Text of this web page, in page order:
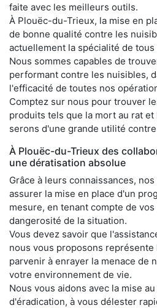
faite avec les meilleurs outils.
À Plouëc-du-Trieux, la mise en
de bonne qualité contre les
actuellement la spécialité de
Nous sommes capables de
performant contre les nuisibles,
l'efficacité de toutes nos
Comptez sur nous pour trouver
produits tels que la mort au rat
serons d'une grande utilité
À Plouëc-du-Trieux des
une dératisation absolue
Grâce à leurs connaissances,
assurer la mise en place d'un
mesure, en tenant compte de
dangerosité de la situation.
Vous devez savoir que
nous vous proposons
parvenir à enrayer la menace de
votre environnement de vie.
Nous vous aidons avec la mise
d'éradication, à vous délester